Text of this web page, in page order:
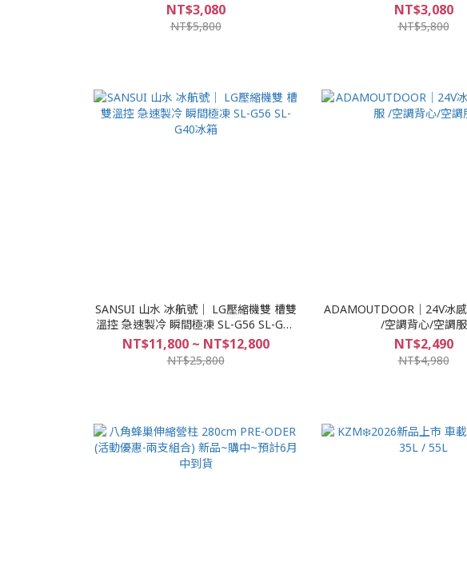
NT$3,080
NT$5,800
NT$3,080
NT$5,800
SANSUI 山水 冰航號｜ LG壓縮機雙 槽雙
溫控 急速製冷 瞬間極凍 SL-G56 SL-G40
冰箱
NT$11,800 ~ NT$12,800
NT$25,800
ADAMOUTDOOR｜24V冰
/空調背心/空調服
NT$2,490
NT$4,980